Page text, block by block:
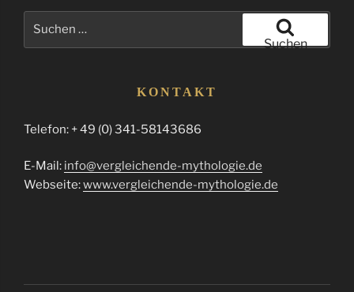
Suchen
KONTAKT
Telefon: + 49 (0) 341-58143686
E-Mail: info@vergleichende-mythologie.de
Webseite:www.vergleichende-mythologie.de